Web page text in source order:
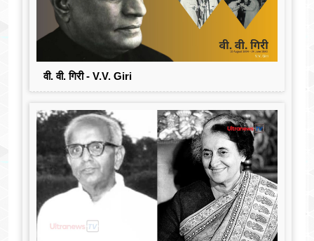
वी. वी. गिरी - V.V. Giri